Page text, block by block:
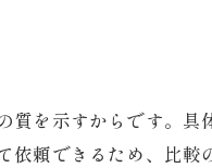
としがちな点
を示すからです。
頼できるため、比較